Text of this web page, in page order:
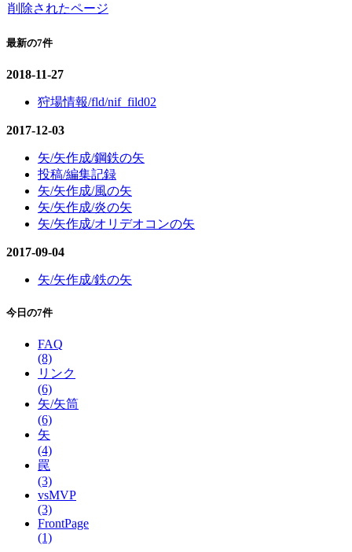
削除されたページ
最新の7件
2018-11-27
狩場情報/fld/nif_fild02
2017-12-03
矢/矢作成/鋼鉄の矢
投稿/編集記録
矢/矢作成/風の矢
矢/矢作成/炎の矢
矢/矢作成/オリデオコンの矢
2017-09-04
矢/矢作成/鉄の矢
今日の7件
FAQ
(8)
リンク
(6)
矢/矢筒
(6)
矢
(4)
罠
(3)
vsMVP
(3)
FrontPage
(1)